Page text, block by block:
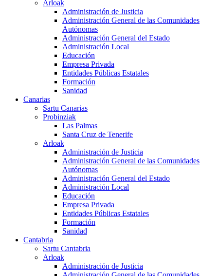
Arloak
Administración de Justicia
Administración General de las Comunidades
Autónomas
Administración General del Estado
Administración Local
Educación
Empresa Privada
Entidades Públicas Estatales
Formación
Sanidad
Canarias
Sartu Canarias
Probinziak
Las Palmas
Santa Cruz de Tenerife
Arloak
Administración de Justicia
Administración General de las Comunidades
Autónomas
Administración General del Estado
Administración Local
Educación
Empresa Privada
Entidades Públicas Estatales
Formación
Sanidad
Cantabria
Sartu Cantabria
Arloak
Administración de Justicia